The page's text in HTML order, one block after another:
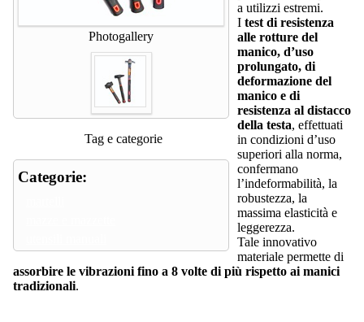
Photogallery
Tag e categorie
Categorie:
a utilizzi estremi.
I test di resistenza
alle rotture del
manico, d’uso
prolungato, di
deformazione del
manico e di
resistenza al distacco
della testa, effettuati
in condizioni d’uso
superiori alla norma,
confermano
l’indeformabilità, la
robustezza, la
massima elasticità e
leggerezza.
Tale innovativo
materiale permette di
assorbire le vibrazioni fino a 8 volte di più rispetto ai manici
tradizionali.